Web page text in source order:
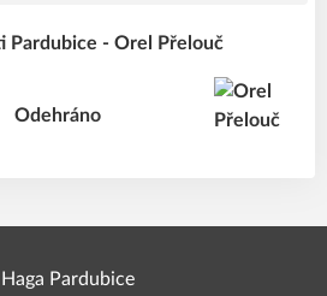
Pardubice - Orel Přelouč
Odehráno